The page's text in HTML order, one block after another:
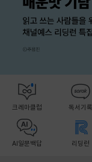
크레마클럽 독서기록
AI일문백답 리딩런